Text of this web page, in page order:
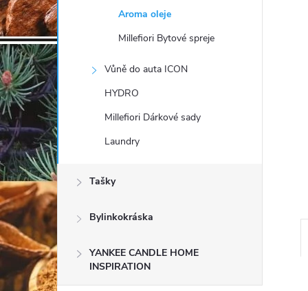
p
a
n
e
l
Aroma oleje
Millefiori Bytové spreje
Vůně do auta ICON
HYDRO
Millefiori Dárkové sady
Laundry
Tašky
Bylinkokráska
YANKEE CANDLE HOME
INSPIRATION